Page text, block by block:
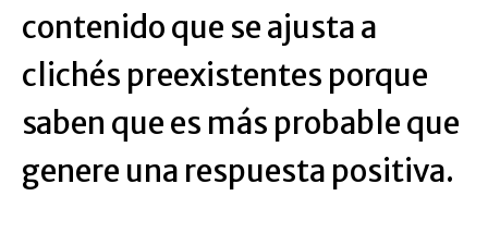
contenido que se ajusta a
clichés preexistentes porque
saben que es más probable que
genere una respuesta positiva.